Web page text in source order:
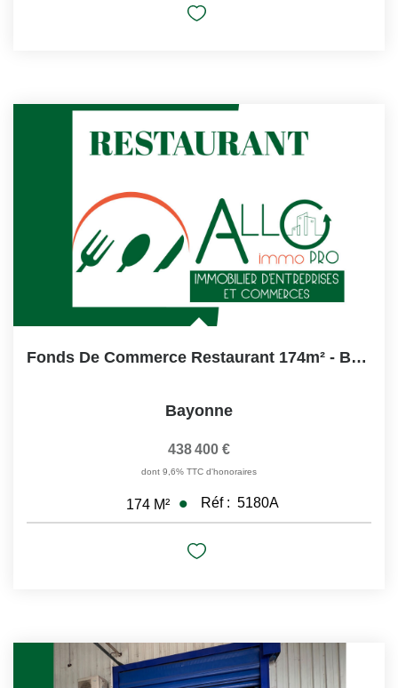
Fonds De Commerce Restaurant 174m² - Bayonne
Bayonne
438 400 €
dont 9,6% TTC d'honoraires
174 M² Réf : 5180A